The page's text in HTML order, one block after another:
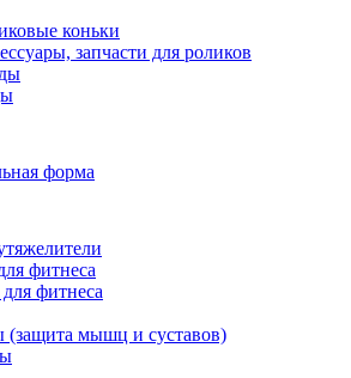
коньки
запчасти для роликов
форма
фитнеса
фитнеса
(защита мышц и суставов)